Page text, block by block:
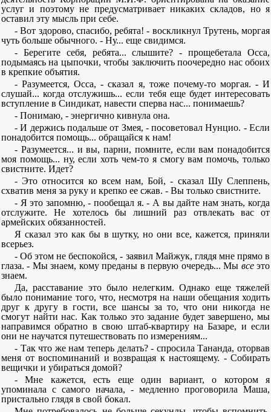
услуг и поэтому не предусматривает никаких складов, но я
оставил эту мысль при себе.
- Вот здорово, спасибо, ребята! - воскликнул Трутень, моргая
чуть больше обычного. - Ну... еще свидимся.
- Берегите себя, ребята... слышите? - прощебетала Осса,
подымаясь на цыпочки, чтобы заключить поочередно нас обоих
в крепкие объятия.
- Разумеется, Осса, - сказал я, тоже почему-то моргая. - И
слушай... когда отслужишь... если тебя еще будет интересовать
вступление в Синдикат, навести сперва нас... понимаешь?
- Понимаю, - энергично кивнула она.
- И держись подальше от Змея, - посоветовал Нунцио. - Если
понадобится помощь... обращайся к нам!
- Разумеется... и вы, парни, помните, если вам понадобится
моя помощь... ну, если хоть чем-то я смогу вам помочь, только
свистните. Идет?
- Это относится ко всем нам, Бой, - сказал Шу Слеппень,
схватив меня за руку и крепко ее сжав. - Вы только свистните.
- Я это запомню, - пообещал я. - А вы дайте нам знать, когда
отслужите. Не хотелось бы лишний раз отвлекать вас от
армейских обязанностей.
Я сказал это как бы в шутку, но они все, кажется, приняли
всерьез.
- Об этом не беспокойся, - заявил Майжук, глядя мне прямо в
глаза. - Мы знаем, кому преданы в первую очередь... Мы всеэто
знаем.
Да, расставание это было нелегким. Однако еще тяжелей
было понимание того, что, несмотря на наши обещания ходить
друг к другу в гости, все шансы за то, что они никогда не
смогут найти нас. Как только это задание будет завершено, мы
направимся обратно в свою штаб-квартиру на Базаре, и если
они не научатся путешествовать по измерениям...
- Так что же нам теперь делать? - спросила Тананда, оторвав
меня от воспоминаний и возвращая к настоящему. - Собирать
вещички и убираться домой?
- Мне кажется, есть еще один вариант, о котором я
упоминала с самого начала, - медленно проговорила Маша,
пристально глядя в свой бокал.